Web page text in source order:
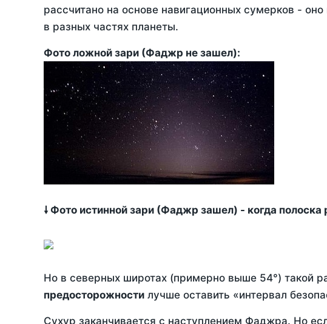
рассчитано на основе навигационных сумерков -
в разных частях планеты.
Фото ложной зари (Фаджр не зашел):
🠗 Фото истинной зари (Фаджр зашел) - когда полоска
Но в северных широтах (примерно выше 54°) такой
предосторожности лучше оставить «интервал
Сухур заканчивается с наступлением Фаджра. Но